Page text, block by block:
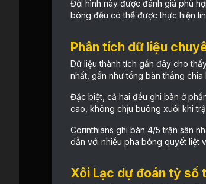
Đội hình này được đánh giá phù
bóng đều có thể được thực hiện
Phân tích dữ liệu
Dữ liệu thành tích gần đây cho
nhất, gần như tổng bàn thắng
Đặc biệt, cả hai đều ghi bàn ở
cao, không chịu buông xuôi khi
Corinthians ghi bàn 4/5 trận sân
dẫn với nhiều pha bóng quyết liệt
Xôi Lạc dự đoán tỷ số